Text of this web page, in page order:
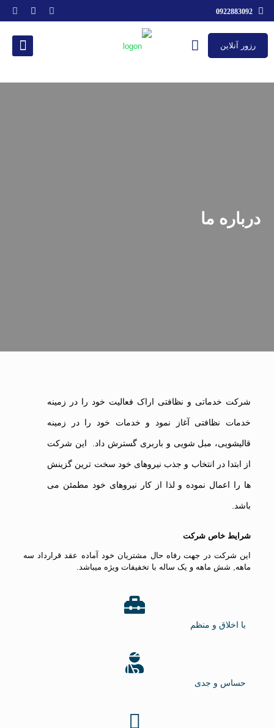
رزور آنلاین
درباره ما
شرکت خدماتی و نظافتی اراک فعالیت خود را در زمینه
خدمات نظافتی آغاز نمود و خدمات خود را در زمینه
قالیشویی، مبل شویی و باربری گسترش داد. این شرکت
از ابتدا در انتخاب و جذب نیروهای خود سخت ترین گزینش
ها را اعمال نموده و لذا از کار نیروهای خود مطمئن می
باشد.
شرایط خاص شرکت
این شرکت در جهت رفاه حال مشتریان خود آماده عقد قرارداد سه
ماهه, شش ماهه و یک ساله با تخفیفات ویژه میباشد.
با اخلاق و منظم
حساس و جدی